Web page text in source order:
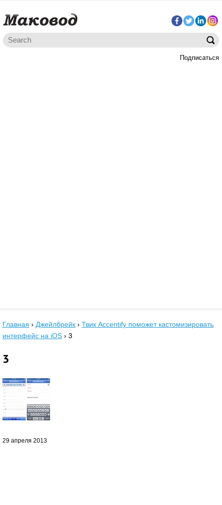
Подписаться
Главная › Джейлбрейк › Твик Accentify поможет кастомизировать
интерфейс на iOS › 3
3
29 апреля 2013